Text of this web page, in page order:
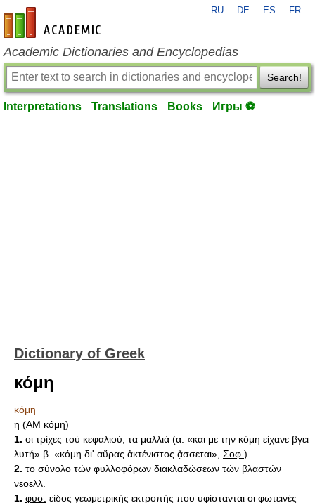
en-academic.com
RU DE ES FR
Academic Dictionaries and Encyclopedias
Search!
Interpretations Translations Books Игры ⚽
Dictionary of Greek
κόμη
κόμη
η (AM κόμη)
1. οι τρίχες τού κεφαλιού, τα μαλλιά (α. «και με την κόμη είχανε βγει
λυτή» β. «κόμη δι' αὔρας ἀκτένιστος ᾄσσεται», Σοφ. )
2. το σύνολο τών φυλλοφόρων διακλαδώσεων τών βλαστών
νεοελλ.
1. φυσ. είδος γεωμετρικής εκτροπής που υφίστανται οι φωτεινές